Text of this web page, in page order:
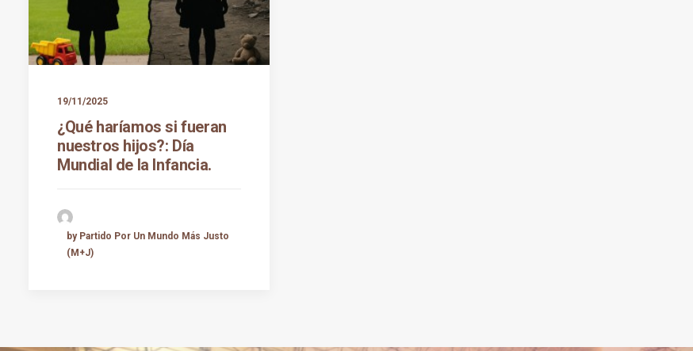
19/11/2025
¿Qué haríamos si fueran
nuestros hijos?: Día
Mundial de la Infancia.
by Partido Por Un Mundo Más Justo
(M+J)